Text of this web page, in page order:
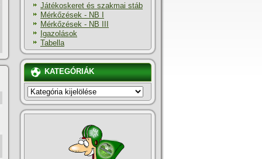
Játékoskeret és szakmai stáb
Mérkőzések - NB I
Mérkőzések - NB III
Igazolások
Tabella
KATEGÓRIÁK
KATEGÓRIÁK